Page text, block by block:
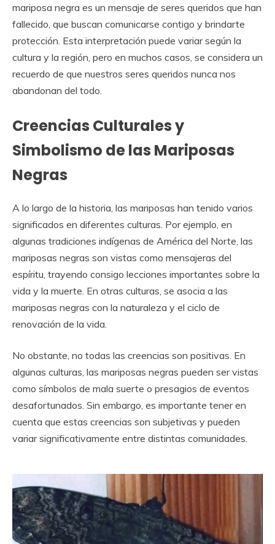
mariposa negra es un mensaje de seres queridos que han
fallecido, que buscan comunicarse contigo y brindarte
protección. Esta interpretación puede variar según la
cultura y la región, pero en muchos casos, se considera un
recuerdo de que nuestros seres queridos nunca nos
abandonan del todo.
Creencias Culturales y
Simbolismo de las Mariposas
Negras
A lo largo de la historia, las mariposas han tenido varios
significados en diferentes culturas. Por ejemplo, en
algunas tradiciones indígenas de América del Norte, las
mariposas negras son vistas como mensajeras del
espíritu, trayendo consigo lecciones importantes sobre la
vida y la muerte. En otras culturas, se asocia a las
mariposas negras con la naturaleza y el ciclo de
renovación de la vida.
No obstante, no todas las creencias son positivas. En
algunas culturas, las mariposas negras pueden ser vistas
como símbolos de mala suerte o presagios de eventos
desafortunados. Sin embargo, es importante tener en
cuenta que estas creencias son subjetivas y pueden
variar significativamente entre distintas comunidades.